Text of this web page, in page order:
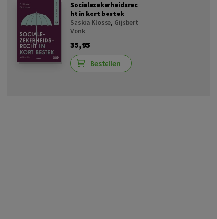
Socialezekerheidsrec
ht in kort bestek
Saskia Klosse, Gijsbert
Vonk
35,95
Bestellen